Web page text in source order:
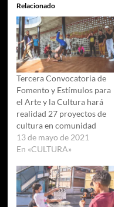
Relacionado
Tercera Convocatoria de
Fomento y Estímulos para
el Arte y la Cultura hará
realidad 27 proyectos de
cultura en comunidad
13 de mayo de 2021
En «CULTURA»